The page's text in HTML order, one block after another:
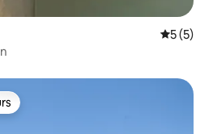
Note
5 (5)